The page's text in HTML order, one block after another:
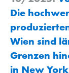
Die
Wien sind
Grenzen
in New